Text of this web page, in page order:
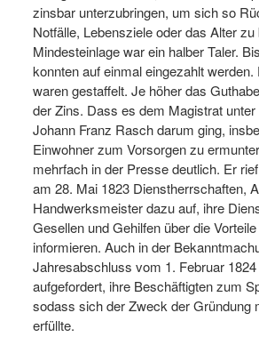
zinsbar unterzubringen, um sich so
Notfälle, Lebensziele oder das Alter zu
Mindesteinlage war ein halber Taler.
konnten auf einmal eingezahlt
waren gestaffelt. Je höher das
der Zins. Dass es dem Magistrat
Johann Franz Rasch darum ging,
Einwohner zum Vorsorgen zu
mehrfach in der Presse deutlich. Er
am 28. Mai 1823 Dienstherrschaften,
Handwerksmeister dazu auf, ihre
Gesellen und Gehilfen über die
informieren. Auch in der
Jahresabschluss vom 1. Februar
aufgefordert, ihre Beschäftigten zum
sodass sich der Zweck der Gründung
erfüllte.